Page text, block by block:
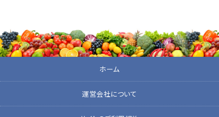
ホーム
運営会社について